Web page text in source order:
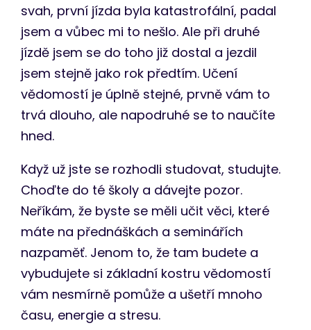
svah, první jízda byla katastrofální, padal
jsem a vůbec mi to nešlo. Ale při druhé
jízdě jsem se do toho již dostal a jezdil
jsem stejně jako rok předtím. Učení
vědomostí je úplně stejné, prvně vám to
trvá dlouho, ale napodruhé se to naučíte
hned.
Když už jste se rozhodli studovat, studujte.
Choďte do té školy a dávejte pozor.
Neříkám, že byste se měli učit věci, které
máte na přednáškách a seminářích
nazpaměť. Jenom to, že tam budete a
vybudujete si základní kostru vědomostí
vám nesmírně pomůže a ušetří mnoho
času, energie a stresu.